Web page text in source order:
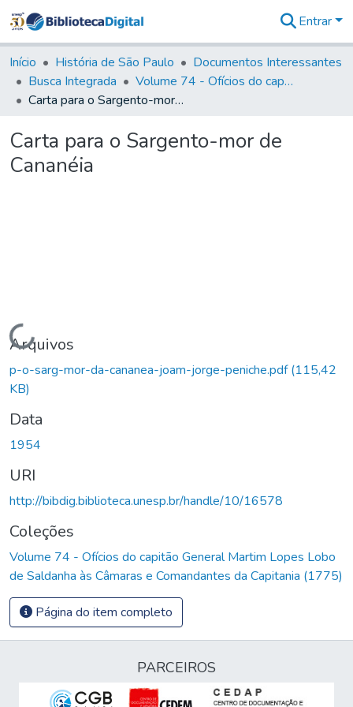
&
Coleções
Tudo na
Biblioteca
Estatísticas
Entrar
Início História de São Paulo
Documentos Interessantes
Busca Integrada
Volume 74 - Ofícios do capitão General Martim Lopes Lobo de Saldanha às Câmaras e Comandantes da Capitania (1775)
Carta para o Sargento-mor de Cananéia
Carta para o Sargento-mor de
Cananéia
Carregando...
Arquivos
p-o-sarg-mor-da-cananea-joam-jorge-peniche.pdf(115,42
KB)
Data
1954
URI
http://bibdig.biblioteca.unesp.br/handle/10/16578
Coleções
Volume 74 - Ofícios do capitão General Martim Lopes Lobo
de Saldanha às Câmaras e Comandantes da Capitania (1775)
Página do item completo
PARCEIROS